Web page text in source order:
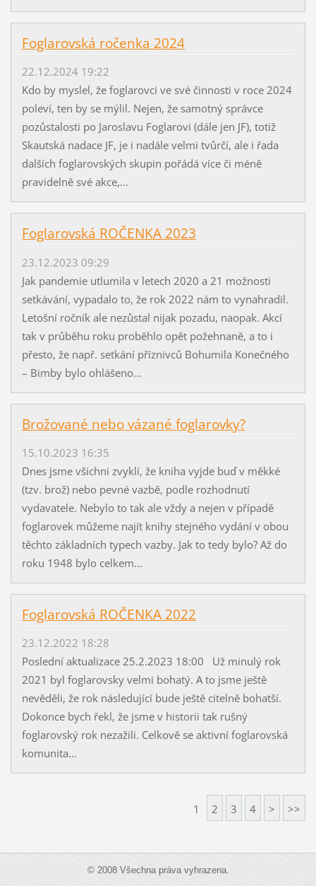
Foglarovská ročenka 2024
22.12.2024 19:22
Kdo by myslel, že foglarovci ve své činnosti v roce 2024
poleví, ten by se mýlil. Nejen, že samotný správce
pozůstalosti po Jaroslavu Foglarovi (dále jen JF), totiž
Skautská nadace JF, je i nadále velmi tvůrčí, ale i řada
dalších foglarovských skupin pořádá více či méně
pravidelně své akce,...
Foglarovská ROČENKA 2023
23.12.2023 09:29
Jak pandemie utlumila v letech 2020 a 21 možnosti
setkávání, vypadalo to, že rok 2022 nám to vynahradil.
Letošní ročník ale nezůstal nijak pozadu, naopak. Akcí
tak v průběhu roku proběhlo opět požehnaně, a to i
přesto, že např. setkání příznivců Bohumila Konečného
– Bimby bylo ohlášeno...
Brožované nebo vázané foglarovky?
15.10.2023 16:35
Dnes jsme všichni zvyklí, že kniha vyjde buď v měkké
(tzv. brož) nebo pevné vazbě, podle rozhodnutí
vydavatele. Nebylo to tak ale vždy a nejen v případě
foglarovek můžeme najít knihy stejného vydání v obou
těchto základních typech vazby. Jak to tedy bylo? Až do
roku 1948 bylo celkem...
Foglarovská ROČENKA 2022
23.12.2022 18:28
Poslední aktualizace 25.2.2023 18:00 Už minulý rok
2021 byl foglarovsky velmi bohatý. A to jsme ještě
nevěděli, že rok následující bude ještě citelně bohatší.
Dokonce bych řekl, že jsme v historii tak rušný
foglarovský rok nezažili. Celkově se aktivní foglarovská
komunita...
1 2 3 4 > >>
© 2008 Všechna práva vyhrazena.